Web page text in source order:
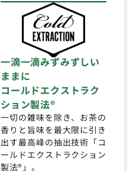
一滴一滴みずみずしい
ままに
コールドエクストラク
ション製法®
一切の雑味を除き、お茶の
香りと旨味を最大限に引き
出す最高峰の抽出技術「コ
ールドエクストラクション
製法®」。